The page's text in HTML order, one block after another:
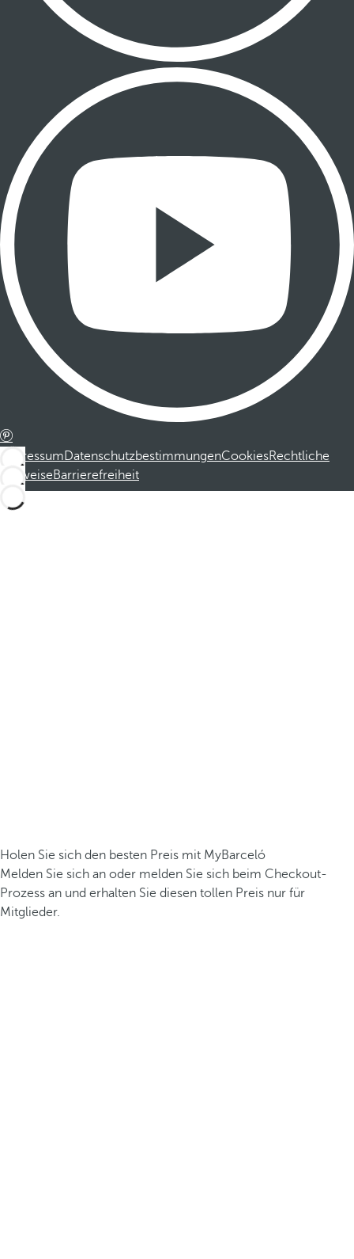
ImpressumDatenschutzbestimmungenCookiesRechtliche
HinweiseBarrierefreiheit
Holen Sie sich den besten Preis mit MyBarceló
Melden Sie sich an oder melden Sie sich beim Checkout-
Prozess an und erhalten Sie diesen tollen Preis nur für
Mitglieder.